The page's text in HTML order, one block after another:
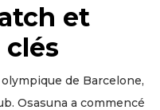
et
de Barcelone,
Osasuna a commencé